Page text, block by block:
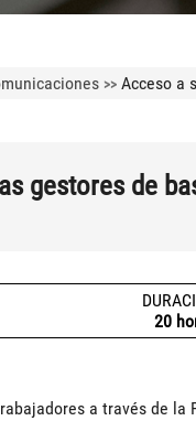
>> Acceso a
gestores de
20
a través de la